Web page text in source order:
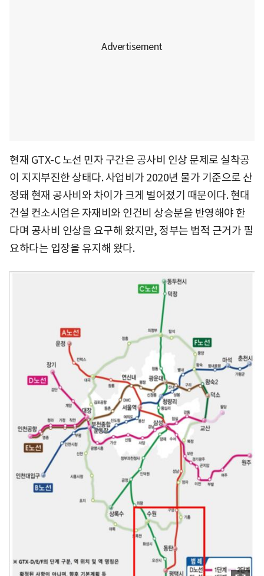
현재 GTX-C 노선 민자 구간은 공사비 인상 문제로 실착공
이 지지부진한 상태다. 사업비가 2020년 물가 기준으로 산
정돼 현재 공사비와 차이가 크게 벌어졌기 때문이다. 현대
건설 컨소시엄은 자재비와 인건비 상승분을 반영해야 한
다며 공사비 인상을 요구해 왔지만, 정부는 법적 근거가 필
요하다는 입장을 유지해 왔다.